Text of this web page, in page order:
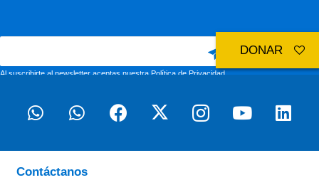
Al suscribirte al newsletter aceptas nuestraPolítica de Privacidad
Contáctanos
DONAR